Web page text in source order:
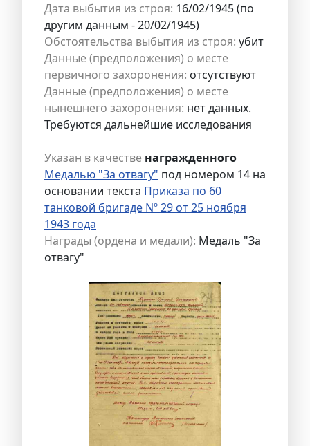
Дата выбытия из строя: 16/02/1945 (по
другим данным - 20/02/1945)
Обстоятельства выбытия из строя: убит
Данные (предположения) о месте
первичного захоронения: отсутствуют
Данные (предположения) о месте
нынешнего захоронения: нет данных.
Требуются дальнейшие исследования
Указан в качестве награжденного
Медалью "За отвагу" под номером 14 на
основании текста Приказа по 60
танковой бригаде Nº 29 от 25 ноября
1943 года
Награды (ордена и медали): Медаль "За
отвагу"